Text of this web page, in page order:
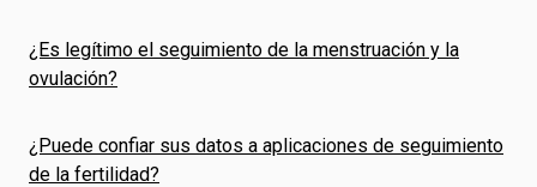
¿Es legítimo el seguimiento de la menstruación y la
ovulación?
¿Puede confiar sus datos a aplicaciones de seguimiento
de la fertilidad?